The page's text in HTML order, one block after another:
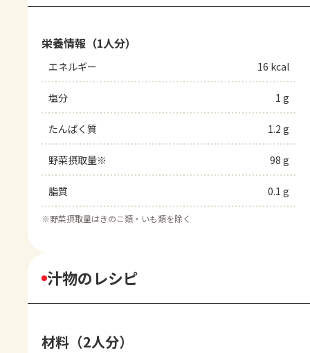
栄養情報（1人分）
エネルギー 16 kcal
塩分 1 g
たんぱく質 1.2 g
野菜摂取量※ 98 g
脂質 0.1 g
※野菜摂取量はきのこ類・いも類を除く
汁物のレシピ
材料（2人分）